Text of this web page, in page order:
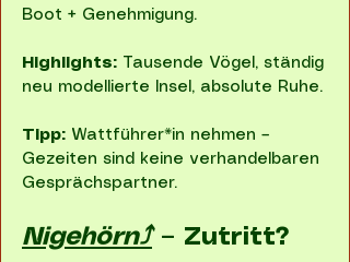
Boot + Genehmigung.
Highlights: Tausende Vögel, ständig
neu modellierte Insel, absolute Ruhe.
Tipp: Wattführer*in nehmen –
Gezeiten sind keine verhandelbaren
Gesprächspartner.
Nigehörn⤴– Zutritt?